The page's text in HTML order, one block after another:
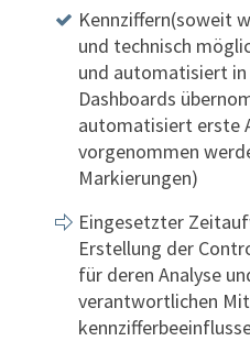
Kennziffern(soweit
und technisch
und automatisiert in
Dashboards
automatisiert erste
vorgenommen
Markierungen)
Eingesetzter
Erstellung der
für deren Analyse
verantwortlichen